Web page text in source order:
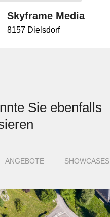
Skyframe Media
8157 Dielsdorf
Sie ebenfalls
ANGEBOTE SHOWCASES